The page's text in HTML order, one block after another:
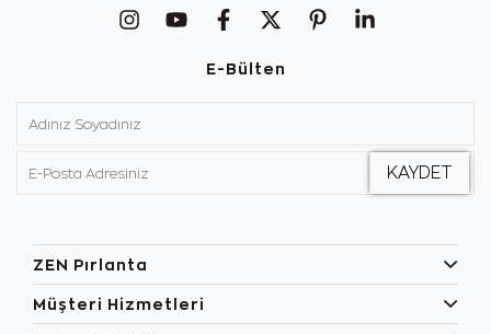
E-Bülten
ZEN Pırlanta
Müşteri Hizmetleri